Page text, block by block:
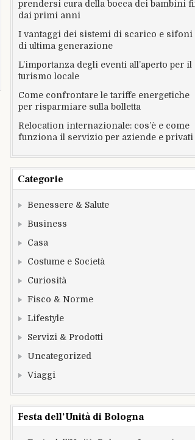
prendersi cura della bocca dei bambini
dai primi anni
I vantaggi dei sistemi di scarico e sifoni
di ultima generazione
L’importanza degli eventi all’aperto per il
turismo locale
Come confrontare le tariffe energetiche
per risparmiare sulla bolletta
Relocation internazionale: cos’è e come
funziona il servizio per aziende e privati
Categorie
Benessere & Salute
Business
Casa
Costume e Società
Curiosità
Fisco & Norme
Lifestyle
Servizi & Prodotti
Uncategorized
Viaggi
Festa dell’Unità di Bologna